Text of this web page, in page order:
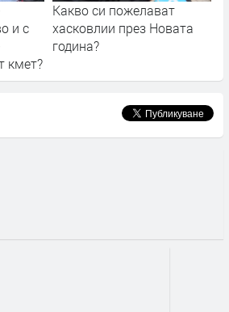
и с
кмет?
Какво си пожелават
хасковлии през Новата
година?